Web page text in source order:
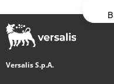
Versalis S.p.A.